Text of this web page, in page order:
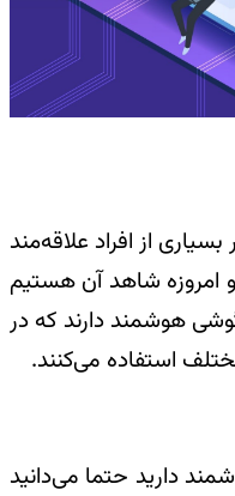
از افراد علاقه‌مند
امروزه شاهد آن هستیم
هوشمند دارند که در
استفاده می‌کنند.
دارید حتما می‌دانید